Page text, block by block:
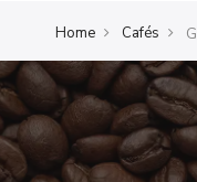
Home Cafés